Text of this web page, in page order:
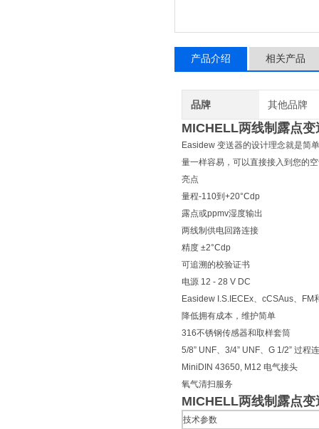
产品介绍 相关产品
品牌 其他品牌
MICHELL两线制露点
Easidew 变送器的设计理念就是简
量一样容易，可以直接接入到您的
亮点
量程-110到+20°Cdp
露点或ppmv湿度输出
两线制供电回路连接
精度 ±2°Cdp
可追溯的校验证书
电源 12 - 28 V DC
Easidew I.S.IECEx、cCSAus、FM
降低拥有成本，维护简单
316不锈钢传感器和取样套筒
5/8” UNF、3/4” UNF、G 1/2” 过程
MiniDIN 43650, M12 电气接头
氧气清扫服务
MICHELL两线制露点
技术参数